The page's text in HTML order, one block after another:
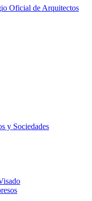
Oficial de Arquitectos
y Sociedades